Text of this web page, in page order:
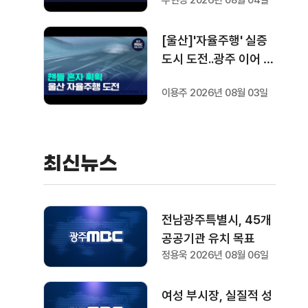
[울산]'자율주행' 실증
도시 도전..광주 이어 두
이용주 2026년 08월 03일
최신뉴스
전남광주특별시, 45개
공공기관 유치 목표
정용욱 2026년 08월 06일
여성 부시장, 실질적 성